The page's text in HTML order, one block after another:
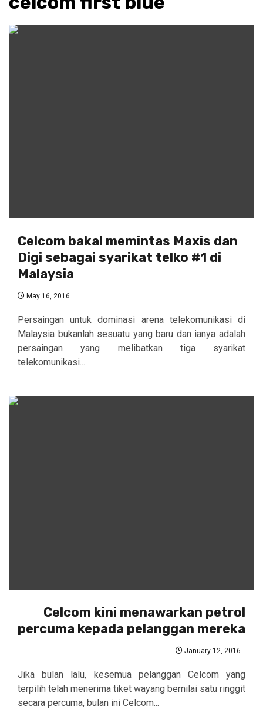
Celcom bakal memintas Maxis dan
Digi sebagai syarikat telko #1 di
Malaysia
May 16, 2016
Persaingan untuk dominasi arena telekomunikasi di
Malaysia bukanlah sesuatu yang baru dan ianya adalah
persaingan yang melibatkan tiga syarikat
telekomunikasi...
Celcom kini menawarkan petrol
percuma kepada pelanggan mereka
January 12, 2016
Jika bulan lalu, kesemua pelanggan Celcom yang
terpilih telah menerima tiket wayang bernilai satu ringgit
secara percuma, bulan ini Celcom...